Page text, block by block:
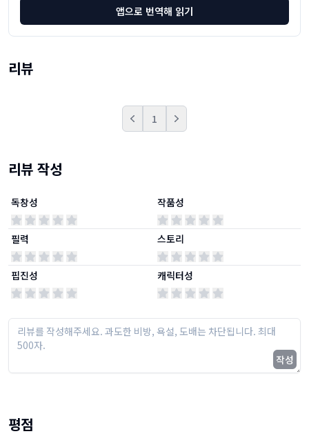
앱으로 번역해 읽기
리뷰
Prev 1 Next
리뷰 작성
독창성
필력
핍진성
작품성
스토리
캐릭터성
작성
평점